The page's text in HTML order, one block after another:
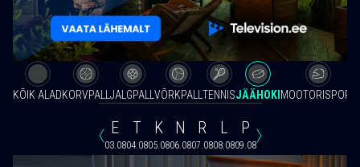
KÕIK ALADKORVPALL JALGPALL VÕRKPALL TENNISJÄÄHOKI MOOTORISPORT
E
03.08
T
04.08
K
05.08
N
06.08
R
07.08
L
08.08
P
09.08